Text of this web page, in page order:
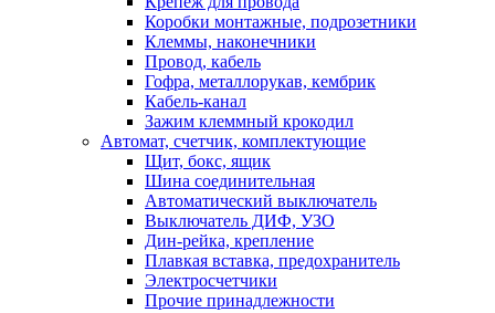
Коробки монтажные, подрозетники
Клеммы, наконечники
Провод, кабель
Гофра, металлорукав, кембрик
Кабель-канал
Зажим клеммный крокодил
Автомат, счетчик, комплектующие
Щит, бокс, ящик
Шина соединительная
Автоматический выключатель
Выключатель ДИФ, УЗО
Дин-рейка, крепление
Плавкая вставка, предохранитель
Электросчетчики
Прочие принадлежности